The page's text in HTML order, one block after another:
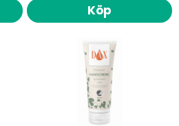
Köp